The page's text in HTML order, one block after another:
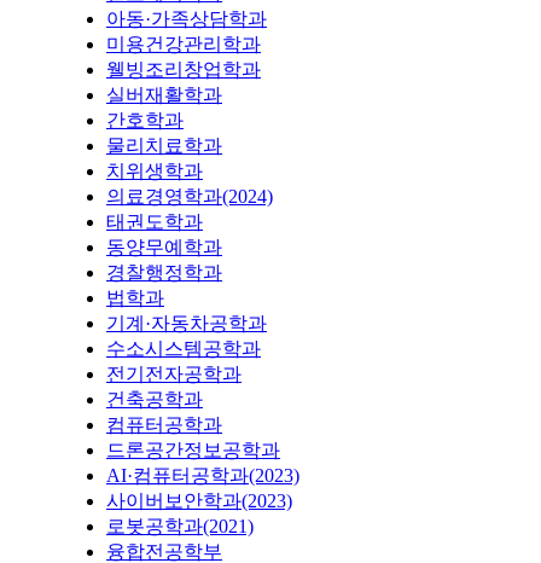
아동·가족상담학과
미용건강관리학과
웰빙조리창업학과
실버재활학과
간호학과
물리치료학과
치위생학과
의료경영학과(2024)
태권도학과
동양무예학과
경찰행정학과
법학과
기계·자동차공학과
수소시스템공학과
전기전자공학과
건축공학과
컴퓨터공학과
드론공간정보공학과
AI·컴퓨터공학과(2023)
사이버보안학과(2023)
로봇공학과(2021)
융합전공학부